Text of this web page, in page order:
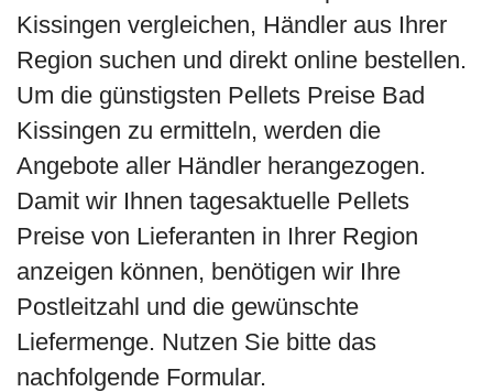
Kissingen vergleichen, Händler aus Ihrer
Region suchen und direkt online bestellen.
Um die günstigsten Pellets Preise Bad
Kissingen zu ermitteln, werden die
Angebote aller Händler herangezogen.
Damit wir Ihnen tagesaktuelle Pellets
Preise von Lieferanten in Ihrer Region
anzeigen können, benötigen wir Ihre
Postleitzahl und die gewünschte
Liefermenge. Nutzen Sie bitte das
nachfolgende Formular.